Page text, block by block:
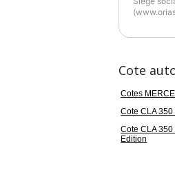
Cote
Cotes
Cote CLA
Cote CLA
Edition